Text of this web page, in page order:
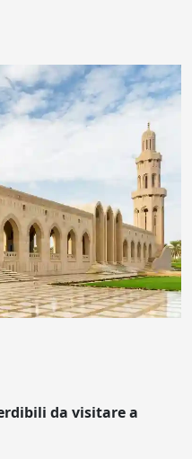
da visitare a